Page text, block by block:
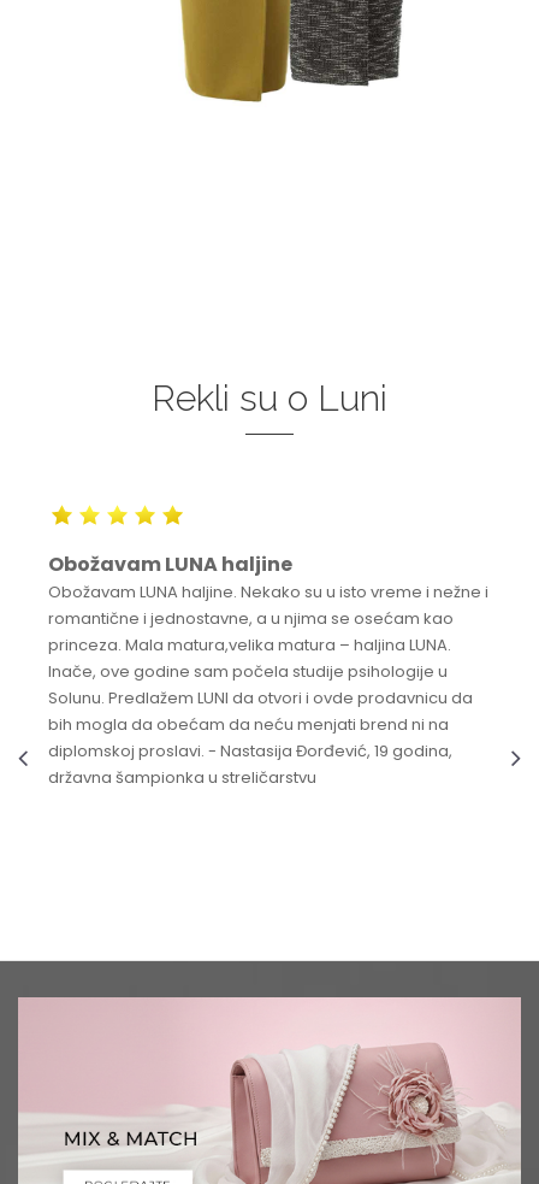
Rekli su o Luni
Obožavam LUNA haljine
Obožavam LUNA haljine. Nekako su u isto vreme i nežne i
romantične i jednostavne, a u njima se osećam kao
princeza. Mala matura,velika matura – haljina LUNA.
Inače, ove godine sam počela studije psihologije u
Solunu. Predlažem LUNI da otvori i ovde prodavnicu da
bih mogla da obećam da neću menjati brend ni na
diplomskoj proslavi. - Nastasija Đorđević, 19 godina,
državna šampionka u streličarstvu